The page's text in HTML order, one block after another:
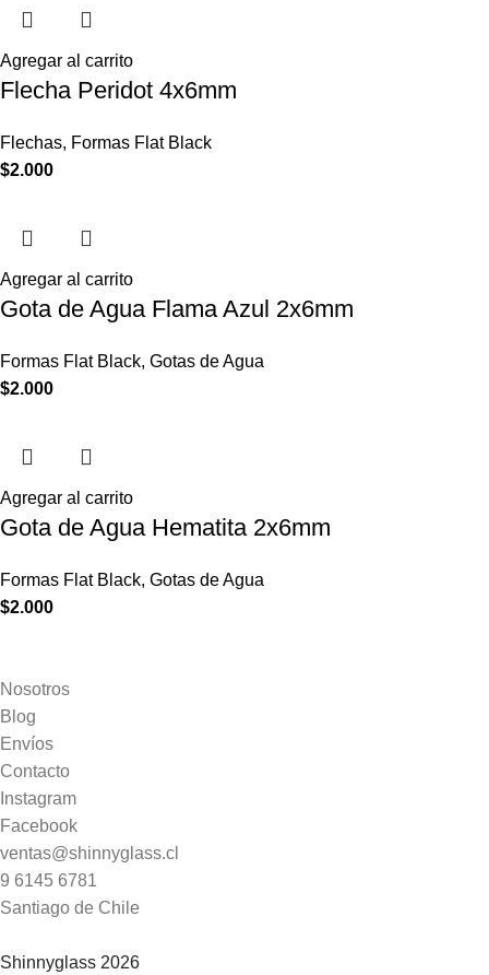
Agregar al carrito
Flecha Peridot 4x6mm
Flechas, Formas Flat Black
$2.000
Agregar al carrito
Gota de Agua Flama Azul 2x6mm
Formas Flat Black, Gotas de Agua
$2.000
Agregar al carrito
Gota de Agua Hematita 2x6mm
Formas Flat Black, Gotas de Agua
$2.000
Nosotros
Blog
Envíos
Contacto
Instagram
Facebook
ventas@shinnyglass.cl
9 6145 6781
Santiago de Chile
Shinnyglass 2026